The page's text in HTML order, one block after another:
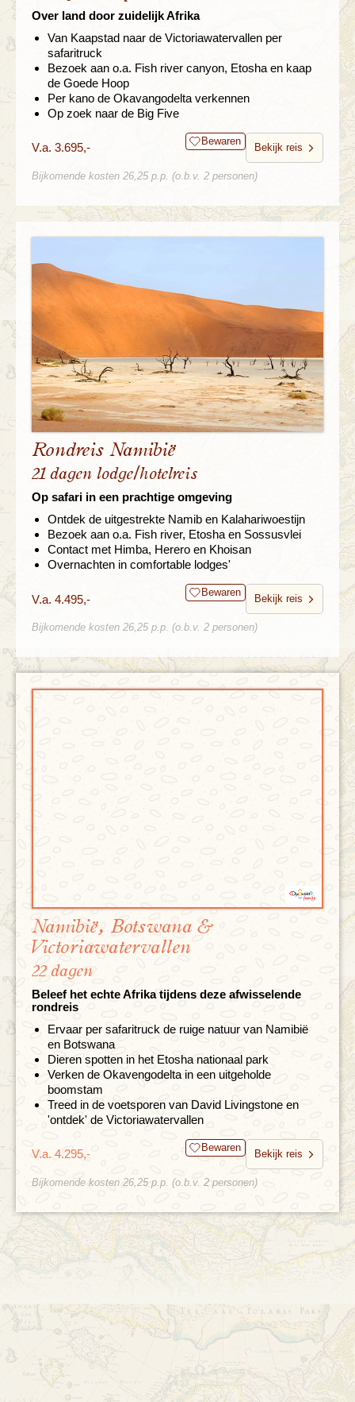
Over land door zuidelijk Afrika
Van Kaapstad naar de Victoriawatervallen per
safaritruck
Bezoek aan o.a. Fish river canyon, Etosha en kaap
de Goede Hoop
Per kano de Okavangodelta verkennen
Op zoek naar de Big Five
V.a. 3.695,- Bewaren
Bekijk reis
Bijkomende kosten 26,25 p.p. (o.b.v. 2 personen)
Rondreis Namibië
21 dagen lodge/hotelreis
Op safari in een prachtige omgeving
Ontdek de uitgestrekte Namib en Kalahariwoestijn
Bezoek aan o.a. Fish river, Etosha en Sossusvlei
Contact met Himba, Herero en Khoisan
Overnachten in comfortable lodges'
V.a. 4.495,- Bewaren
Bekijk reis
Bijkomende kosten 26,25 p.p. (o.b.v. 2 personen)
Namibië, Botswana &
Victoriawatervallen
22 dagen
Beleef het echte Afrika tijdens deze afwisselende
rondreis
Ervaar per safaritruck de ruige natuur van Namibië
en Botswana
Dieren spotten in het Etosha nationaal park
Verken de Okavengodelta in een uitgeholde
boomstam
Treed in de voetsporen van David Livingstone en
'ontdek' de Victoriawatervallen
V.a. 4.295,- Bewaren
Bekijk reis
Bijkomende kosten 26,25 p.p. (o.b.v. 2 personen)